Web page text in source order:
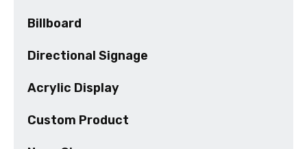
Billboard
Directional Signage
Acrylic Display
Custom Product